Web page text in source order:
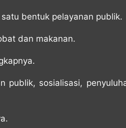
bentuk pelayanan publik.
dan makanan.
publik, sosialisasi,